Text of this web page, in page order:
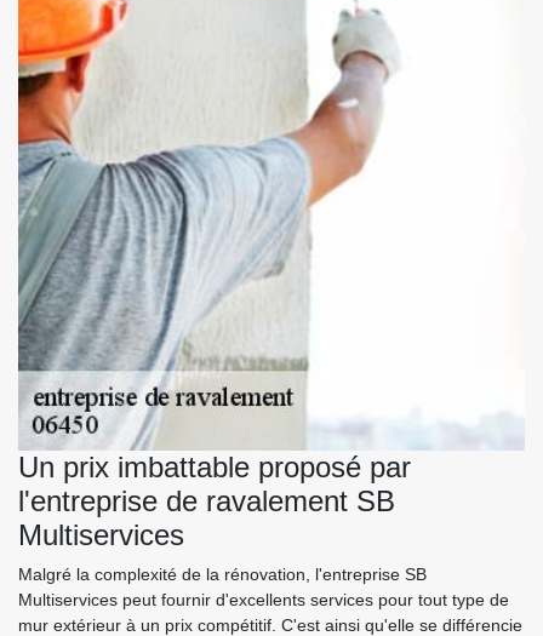
Un prix imbattable proposé par
l'entreprise de ravalement SB
Multiservices
Malgré la complexité de la rénovation, l'entreprise SB
Multiservices peut fournir d'excellents services pour tout type de
mur extérieur à un prix compétitif. C'est ainsi qu'elle se différencie